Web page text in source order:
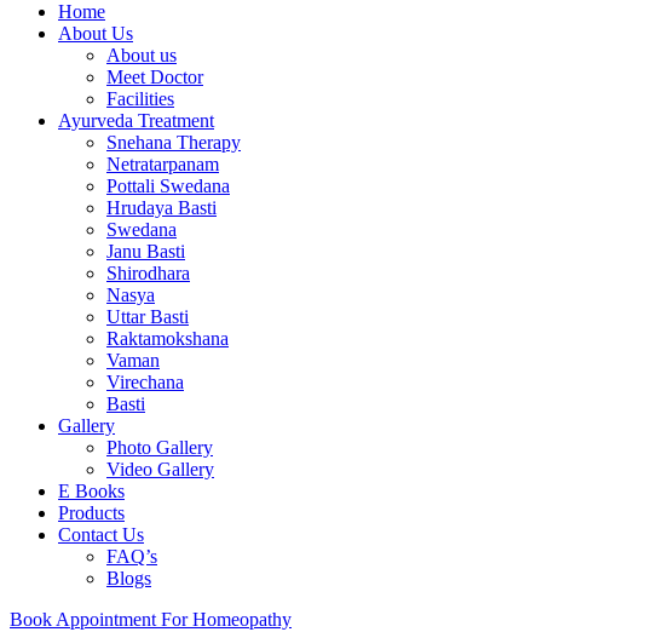
Home
About Us
About us
Meet Doctor
Facilities
Ayurveda Treatment
Snehana Therapy
Netratarpanam
Pottali Swedana
Hrudaya Basti
Swedana
Janu Basti
Shirodhara
Nasya
Uttar Basti
Raktamokshana
Vaman
Virechana
Basti
Gallery
Photo Gallery
Video Gallery
E Books
Products
Contact Us
FAQ’s
Blogs
Book Appointment For Homeopathy